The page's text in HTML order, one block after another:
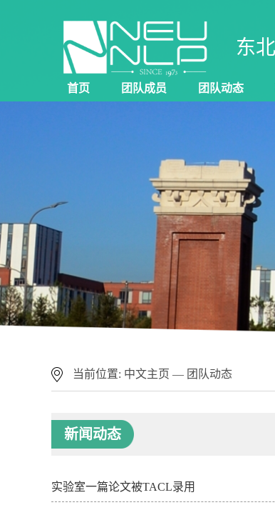
东
首页 团队成员 团队动态
当前位置: 中文主页 — 团队动态
新闻动态
实验室一篇论文被TACL录用